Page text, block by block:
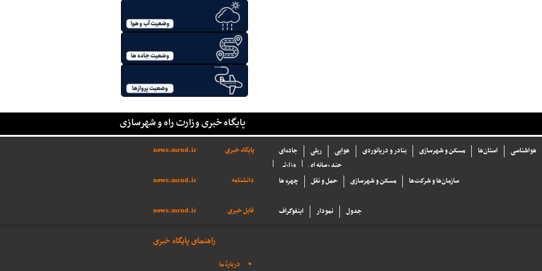
پایگاه خبری وزارت راه و شهرسازی
پایگاه خبری news.mrud.ir جاده‌ای ریلی هوایی بنادر و دریانوردی مسکن و شهرسازی استان‌ها
هواشناسی
وزارتی
چند رسانه ای
دانشنامه
news.mrud.ir چهره ها حمل و نقل مسکن و شهرسازی سازما‌ن‌ها و شركت‌ها
فایل خبری news.mrud.ir اینفوگراف نمودار جدول
راهنمای پایگاه خبری
دربارهٔ ما